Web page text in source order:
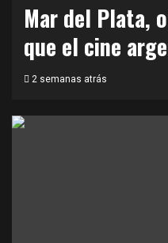
Mar del Plata,
que el cine
2 semanas atrás